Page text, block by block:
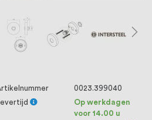
0023.399040
Op werkdagen
voor 14.00 u